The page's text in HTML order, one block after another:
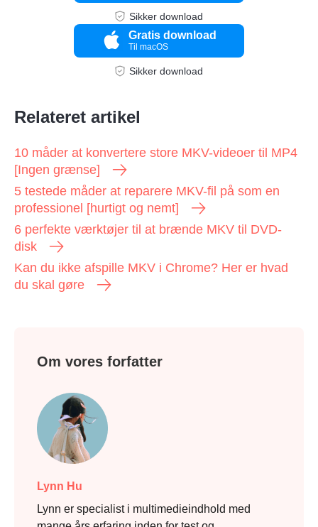
Sikker download
Gratis download
Til macOS
Sikker download
Relateret artikel
10 måder at konvertere store MKV-videoer til MP4
[Ingen grænse]
5 testede måder at reparere MKV-fil på som en
professionel [hurtigt og nemt]
6 perfekte værktøjer til at brænde MKV til DVD-
disk
Kan du ikke afspille MKV i Chrome? Her er hvad
du skal gøre
Om vores forfatter
Lynn Hu
Lynn er specialist i multimedieindhold med